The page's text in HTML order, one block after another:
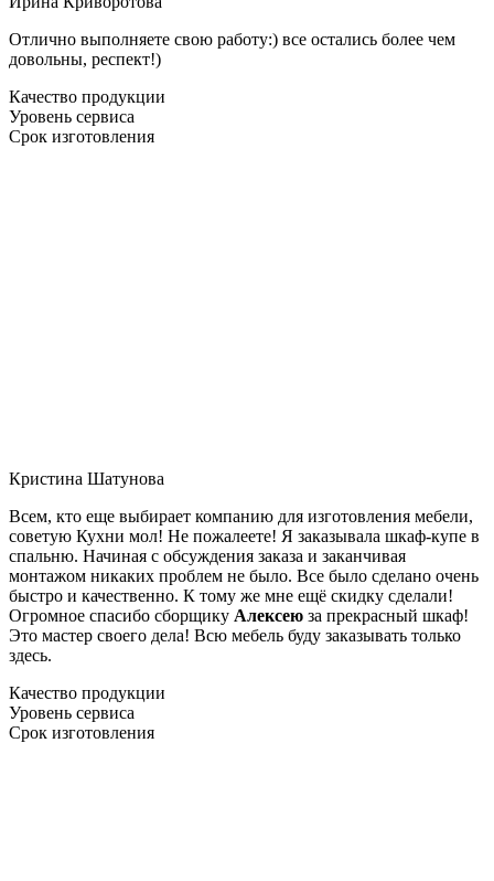
Отлично выполняете свою работу:) все остались более чем
довольны, респект!)
Качество продукции
Уровень сервиса
Срок изготовления
Кристина Шатунова
Всем, кто еще выбирает компанию для изготовления мебели,
советую Кухни мол! Не пожалеете! Я заказывала шкаф-купе в
спальню. Начиная с обсуждения заказа и заканчивая
монтажом никаких проблем не было. Все было сделано очень
быстро и качественно. К тому же мне ещё скидку сделали!
Огромное спасибо сборщику Алексею за прекрасный шкаф!
Это мастер своего дела! Всю мебель буду заказывать только
здесь.
Качество продукции
Уровень сервиса
Срок изготовления